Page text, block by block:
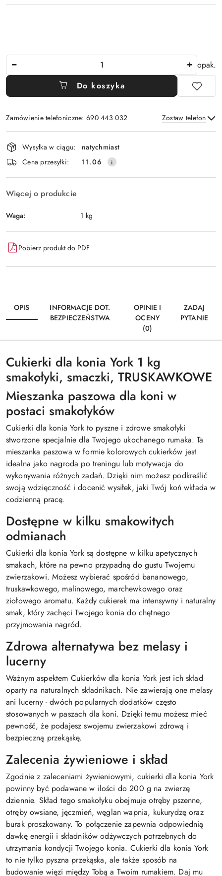
opak.
Do koszyka
Zamówienie telefoniczne: 690 443 032 Zostaw telefon
Wyślij
Dostępność
i
dostawa
Wysyłka w ciągu:
natychmiast
Cena przesyłki:
11.06
Więcej o produkcie
Waga: 1 kg
Pobierz produkt do PDF
OPIS
INFORMACJE DOT.
BEZPIECZEŃSTWA
OPINIE I
OCENY
(0)
ZADAJ
PYTANIE
Cukierki dla konia York 1 kg
smakołyki, smaczki, TRUSKAWKOWE
Mieszanka paszowa dla koni w
postaci smakołyków
Cukierki dla konia York to pyszne i zdrowe smakołyki
stworzone specjalnie dla Twojego ukochanego rumaka. Ta
mieszanka paszowa w formie kolorowych cukierków jest
idealna jako nagroda po treningu lub motywacja do
wykonywania różnych zadań. Dzięki nim możesz podkreślić
swoją wdzięczność i docenić wysiłek, jaki Twój koń wkłada w
codzienną pracę.
Dostępne w kilku smakowitych
odmianach
Cukierki dla konia York są dostępne w kilku apetycznych
smakach, które na pewno przypadną do gustu Twojemu
zwierzakowi. Możesz wybierać spośród bananowego,
truskawkowego, malinowego, marchewkowego oraz
ziołowego aromatu. Każdy cukierek ma intensywny i naturalny
smak, który zachęci Twojego konia do chętnego
przyjmowania nagród.
Zdrowa alternatywa bez melasy i
lucerny
Ważnym aspektem Cukierków dla konia York jest ich skład
oparty na naturalnych składnikach. Nie zawierają one melasy
ani lucerny - dwóch popularnych dodatków często
stosowanych w paszach dla koni. Dzięki temu możesz mieć
pewność, że podajesz swojemu zwierzakowi zdrową i
bezpieczną przekąskę.
Zalecenia żywieniowe i skład
Zgodnie z zaleceniami żywieniowymi, cukierki dla konia York
powinny być podawane w ilości do 200 g na zwierzę
dziennie. Skład tego smakołyku obejmuje otręby pszenne,
otręby owsiane, jęczmień, węglan wapnia, kukurydzę oraz
burak proszkowany. To połączenie zapewnia odpowiednią
dawkę energii i składników odżywczych potrzebnych do
utrzymania kondycji Twojego konia. Cukierki dla konia York
to nie tylko pyszna przekąska, ale także sposób na
budowanie więzi między Tobą a Twoim rumakiem. Daj mu